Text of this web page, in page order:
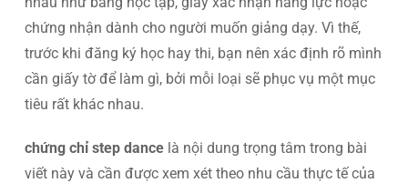
chứng nhận dành cho người muốn giảng dạy. Vì thế,
trước khi đăng ký học hay thi, bạn nên xác định rõ mình
cần giấy tờ để làm gì, bởi mỗi loại sẽ phục vụ một mục
tiêu rất khác nhau.
chứng chỉ step dance là nội dung trọng tâm trong bài
viết này và cần được xem xét theo nhu cầu thực tế của